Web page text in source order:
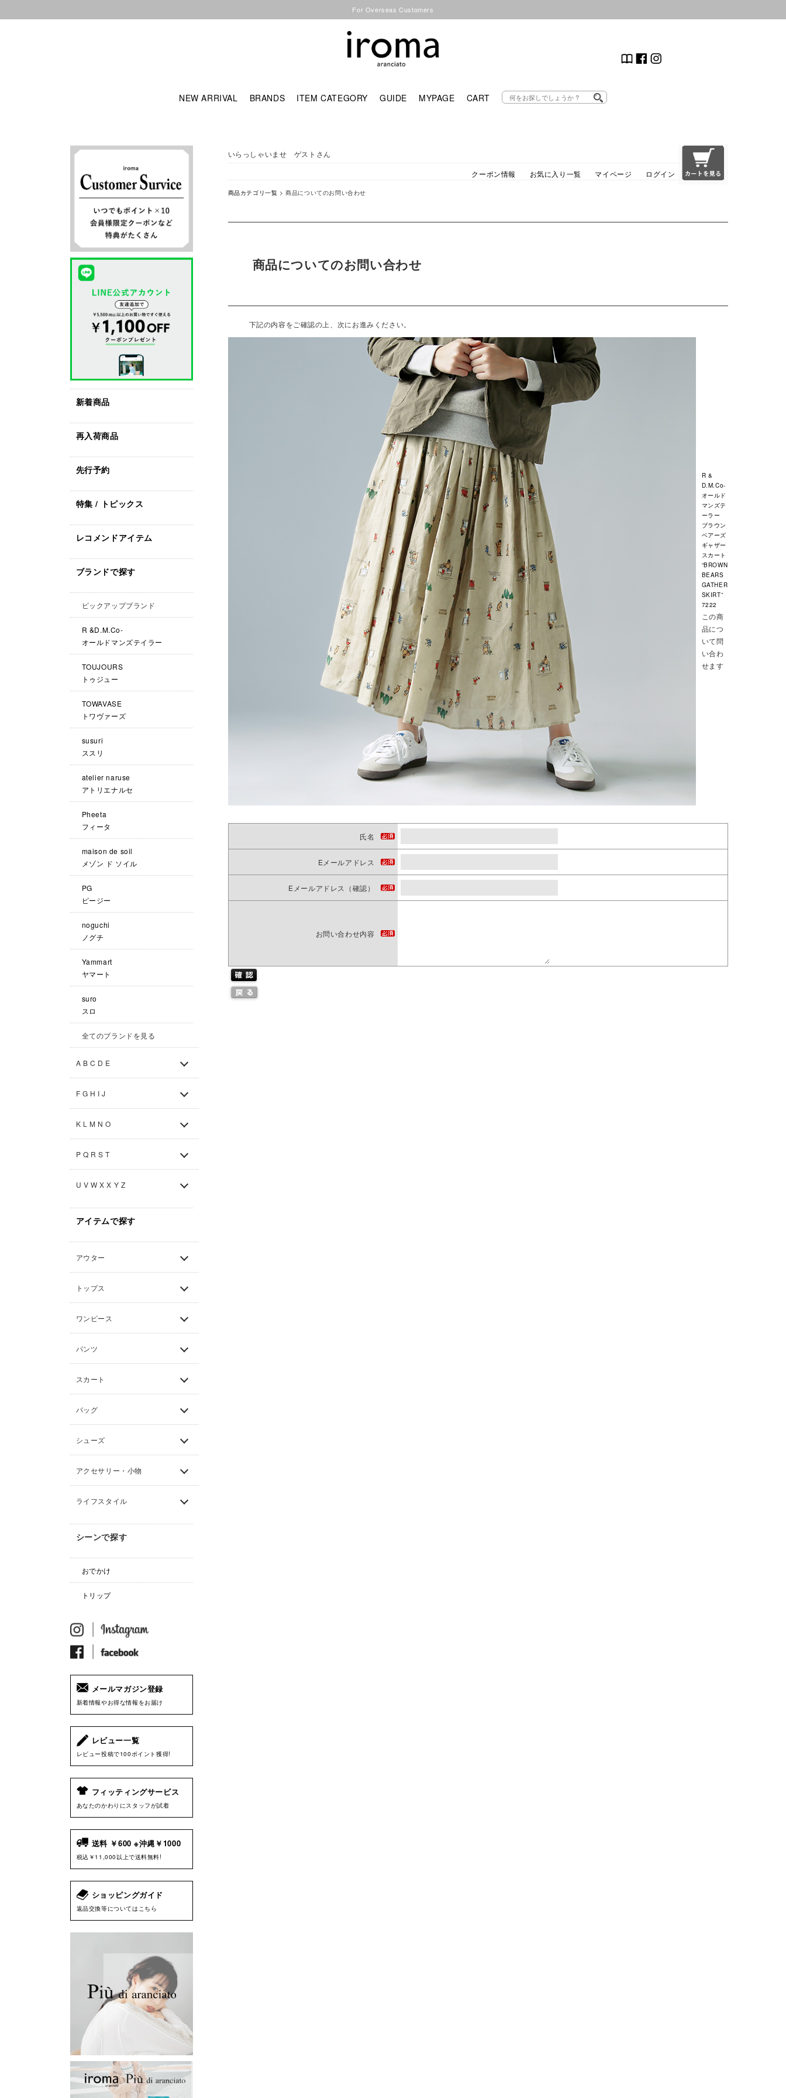
For Overseas Customers
NEW ARRIVAL BRANDS ITEM CATEGORY GUIDE MYPAGE CART
新着商品
再入荷商品
先行予約
特集 / トピックス
レコメンドアイテム
ブランドで探す
ピックアップブランド
R &D.M.Co-
オールドマンズテイラー
TOUJOURS
トゥジュー
TOWAVASE
トワヴァーズ
susuri
ススリ
atelier naruse
アトリエナルセ
Pheeta
フィータ
maison de soil
メゾン ド ソイル
PG
ピージー
noguchi
ノグチ
Yammart
ヤマート
suro
スロ
全てのブランドを見る
A B C D E
F G H I J
K L M N O
P Q R S T
U V W X X Y Z
アイテムで探す
アウター
トップス
ワンピース
パンツ
スカート
バッグ
シューズ
アクセサリー・小物
ライフスタイル
シーンで探す
おでかけ
トリップ
メールマガジン登録
新着情報やお得な情報をお届け
レビュー一覧
レビュー投稿で100ポイント獲得!
フィッティングサービス
あなたのかわりにスタッフが試着
送料 ￥600 ※沖縄￥1000
税込￥11,000以上で送料無料!
ショッピングガイド
返品交換等についてはこちら
いらっしゃいませ ゲストさん
クーポン情報
お気に入り一覧 マイページ ログイン
商品カテゴリ一覧 > 商品についてのお問い合わせ
商品についてのお問い合わせ
下記の内容をご確認の上、次にお進みください。
R &
D.M.Co-
オールド
マンズテ
ーラー
ブラウン
ベアーズ
ギャザー
スカート
“BROWN
BEARS
GATHER
SKIRT”
7222
この商
品につ
いて問
い合わ
せます
氏名
Eメールアドレス
Eメールアドレス（確認）
お問い合わせ内容